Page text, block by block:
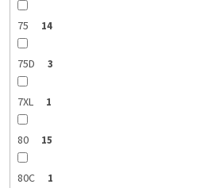
75 14
75D 3
7XL 1
80 15
80C 1